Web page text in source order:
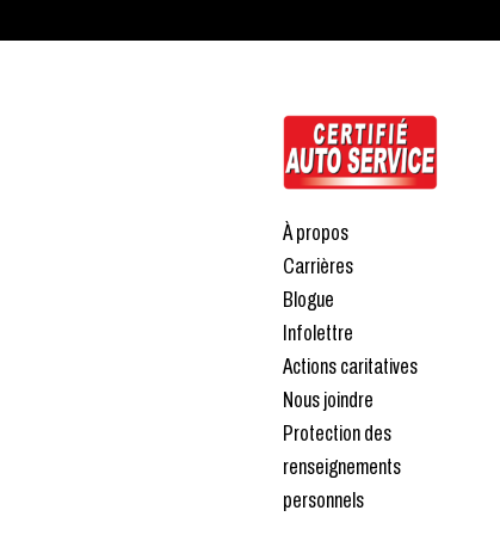
À propos
Carrières
Blogue
Infolettre
Actions caritatives
Nous joindre
Protection des
renseignements
personnels